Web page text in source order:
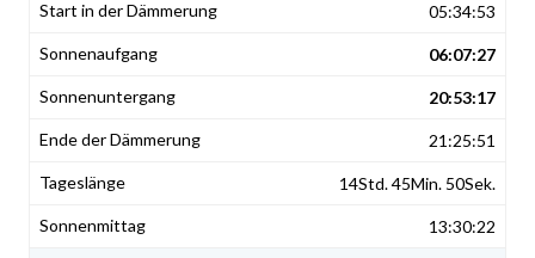
05:34:53
06:07:27
20:53:17
21:25:51
14Std. 45Min. 50Sek.
13:30:22